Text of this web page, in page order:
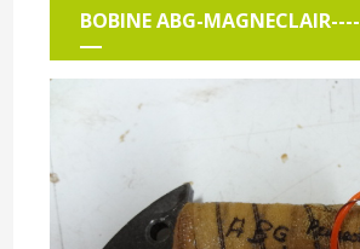
BOBINE ABG-MAGNECLAIR----